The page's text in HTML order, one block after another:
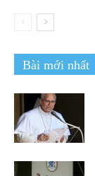
Bài mới nhất